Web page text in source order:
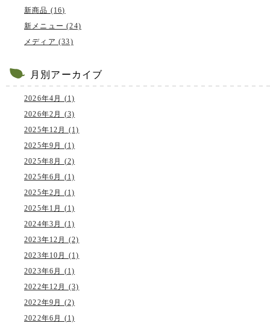
新商品 (16)
新メニュー (24)
メディア (33)
月別アーカイブ
2026年4月 (1)
2026年2月 (3)
2025年12月 (1)
2025年9月 (1)
2025年8月 (2)
2025年6月 (1)
2025年2月 (1)
2025年1月 (1)
2024年3月 (1)
2023年12月 (2)
2023年10月 (1)
2023年6月 (1)
2022年12月 (3)
2022年9月 (2)
2022年6月 (1)